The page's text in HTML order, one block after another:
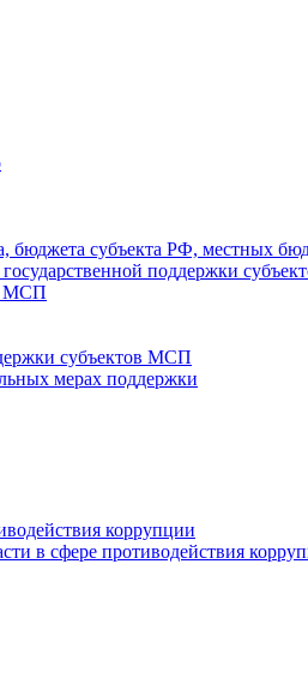
бюджета субъекта РФ, местных
поддержки
МСП
субъектов МСП
мерах поддержки
коррупции
в сфере противодействия